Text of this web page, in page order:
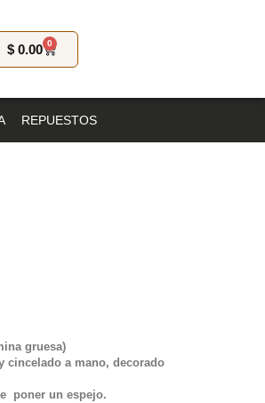
$ 0.00 0
REPUESTOS
gruesa)
cincelado a mano, decorado
poner un espejo.